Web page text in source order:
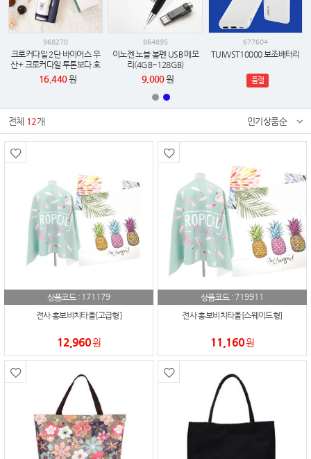
968270
크로커다일 2단 바이어스 우
산+ 크로커다일 투톤보다 호
텔 수건세트
16,440원
864895
이노젠 노블 볼펜 USB 메모
리(4GB~128GB)
9,000원
677604
TUIWST10000 보조배터리
품절
전체 12개 인기상품순
상품코드 : 171179
전사 홍보비치타올[고급형]
12,960원
상품코드 : 719911
전사 홍보비치타올[스웨이드형]
11,160원